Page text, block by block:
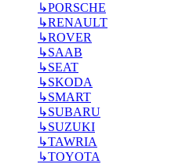
↳PORSCHE
↳RENAULT
↳ROVER
↳SAAB
↳SEAT
↳SKODA
↳SMART
↳SUBARU
↳SUZUKI
↳TAWRIA
↳TOYOTA